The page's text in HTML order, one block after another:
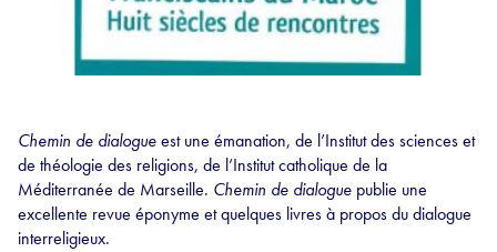
Chemin de dialogueest une émanation, de l’Institut des sciences et
de théologie des religions, de l’Institut catholique de la
Méditerranée de Marseille. Chemin de dialogue publie une
excellente revue éponyme et quelques livres à propos du dialogue
interreligieux.